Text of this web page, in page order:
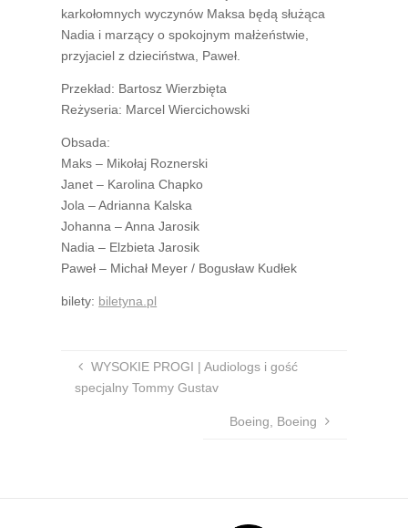
karkołomnych wyczynów Maksa będą służąca
Nadia i marzący o spokojnym małżeństwie,
przyjaciel z dzieciństwa, Paweł.
Przekład: Bartosz Wierzbięta
Reżyseria: Marcel Wiercichowski
Obsada:
Maks – Mikołaj Roznerski
Janet – Karolina Chapko
Jola – Adrianna Kalska
Johanna – Anna Jarosik
Nadia – Elzbieta Jarosik
Paweł – Michał Meyer / Bogusław Kudłek
bilety: biletyna.pl
WYSOKIE PROGI | Audiologs i gość
specjalny Tommy Gustav
Boeing, Boeing